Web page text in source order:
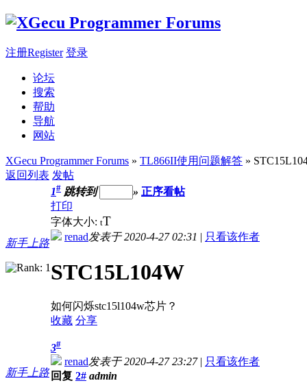
注册Register 登录
论坛
搜索
帮助
导航
网站
XGecu Programmer Forums » TL866II使用问题解答 »
返回列表 发帖
新手上路
1# 跳转到 » 正序看帖
打印
字体大小: tT
renad发表于 2020-4-27 02:31 | 只看该作者
STC15L104W
如何闪烁stc15l104w芯片？
收藏 分享
新手上路
3#
renad发表于 2020-4-27 23:27| 只看该作者
回复 2# admin